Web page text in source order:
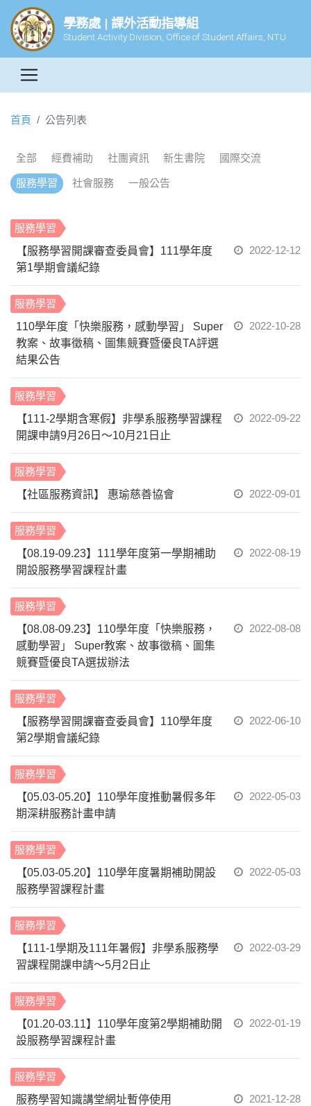
學務處 | 課外活動指導組
Student Activity Division, Office of Student Affairs, NTU
首頁 公告列表
全部 經費補助 社團資訊 新生書院 國際交流
服務學習 社會服務 一般公告
服務學習
【服務學習開課審查委員會】111學年度
第1學期會議紀錄
2022-12-12
服務學習
110學年度「快樂服務，感動學習」 Super
教案、故事徵稿、圖集競賽暨優良TA評選
結果公告
2022-10-28
服務學習
【111-2學期含寒假】非學系服務學習課程
開課申請9月26日～10月21日止
2022-09-22
服務學習
【社區服務資訊】 惠瑜慈善協會
2022-09-01
服務學習
【08.19-09.23】111學年度第一學期補助
開設服務學習課程計畫
2022-08-19
服務學習
【08.08-09.23】110學年度「快樂服務，
感動學習」 Super教案、故事徵稿、圖集
競賽暨優良TA選拔辦法
2022-08-08
服務學習
【服務學習開課審查委員會】110學年度
第2學期會議紀錄
2022-06-10
服務學習
【05.03-05.20】110學年度推動暑假多年
期深耕服務計畫申請
2022-05-03
服務學習
【05.03-05.20】110學年度暑期補助開設
服務學習課程計畫
2022-05-03
服務學習
【111-1學期及111年暑假】非學系服務學
習課程開課申請～5月2日止
2022-03-29
服務學習
【01.20-03.11】110學年度第2學期補助開
設服務學習課程計畫
2022-01-19
服務學習
服務學習知識講堂網址暫停使用
2021-12-28